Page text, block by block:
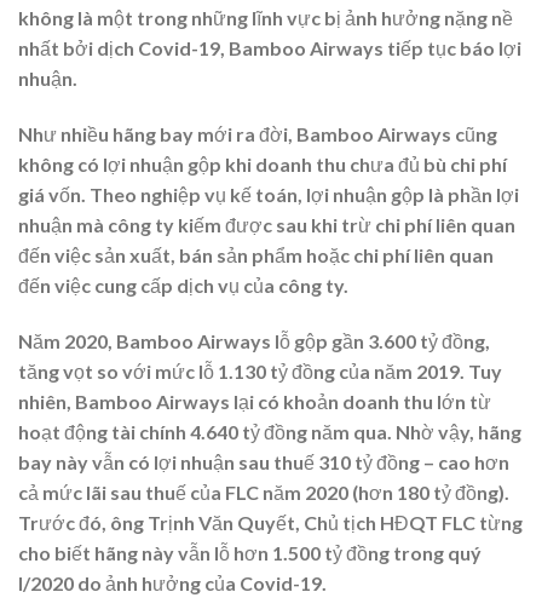
không là một trong những lĩnh vực bị ảnh hưởng nặng nề
nhất bởi dịch Covid-19, Bamboo Airways tiếp tục báo lợi
nhuận.
Như nhiều hãng bay mới ra đời, Bamboo Airways cũng
không có lợi nhuận gộp khi doanh thu chưa đủ bù chi phí
giá vốn. Theo nghiệp vụ kế toán, lợi nhuận gộp là phần lợi
nhuận mà công ty kiếm được sau khi trừ chi phí liên quan
đến việc sản xuất, bán sản phẩm hoặc chi phí liên quan
đến việc cung cấp dịch vụ của công ty.
Năm 2020, Bamboo Airways lỗ gộp gần 3.600 tỷ đồng,
tăng vọt so với mức lỗ 1.130 tỷ đồng của năm 2019. Tuy
nhiên, Bamboo Airways lại có khoản doanh thu lớn từ
hoạt động tài chính 4.640 tỷ đồng năm qua. Nhờ vậy, hãng
bay này vẫn có lợi nhuận sau thuế 310 tỷ đồng – cao hơn
cả mức lãi sau thuế của FLC năm 2020 (hơn 180 tỷ đồng).
Trước đó, ông Trịnh Văn Quyết, Chủ tịch HĐQT FLC từng
cho biết hãng này vẫn lỗ hơn 1.500 tỷ đồng trong quý
I/2020 do ảnh hưởng của Covid-19.